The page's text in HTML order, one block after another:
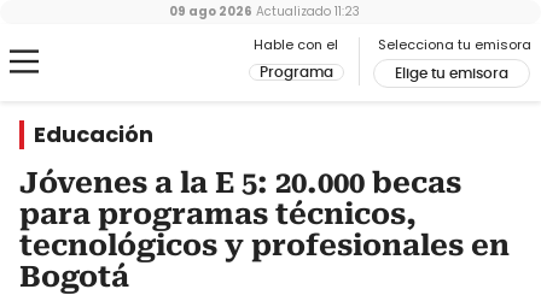
Hable con el
Programa
Selecciona tu emisora
Elige tu emisora
09 ago 2026 Actualizado 11:23
Educación
Jóvenes a la E 5: 20.000 becas
para programas técnicos,
tecnológicos y profesionales en
Bogotá